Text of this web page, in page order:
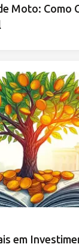
Moto: Como
em